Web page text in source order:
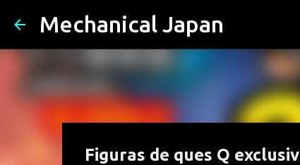
Mechanical Japan
Figuras de ques Q